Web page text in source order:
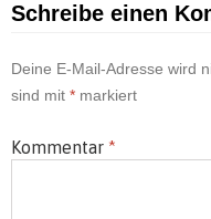
Schreibe einen
Deine E-Mail-Adresse wird
sind mit * markiert
Kommentar *